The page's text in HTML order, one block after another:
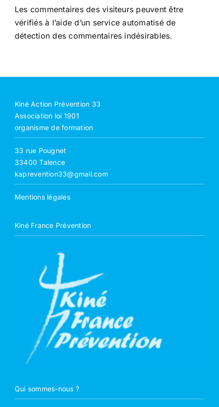
Les commentaires des visiteurs peuvent être
vérifiés à l’aide d’un service automatisé de
détection des commentaires indésirables.
Kiné Action Prévention 33
Association loi 1901
organisme de formation
33 rue Pougnet
33400 Talence
kaprevention33@gmail.com
Mentions légales
Kiné France Prévention
Qui sommes-nous ?